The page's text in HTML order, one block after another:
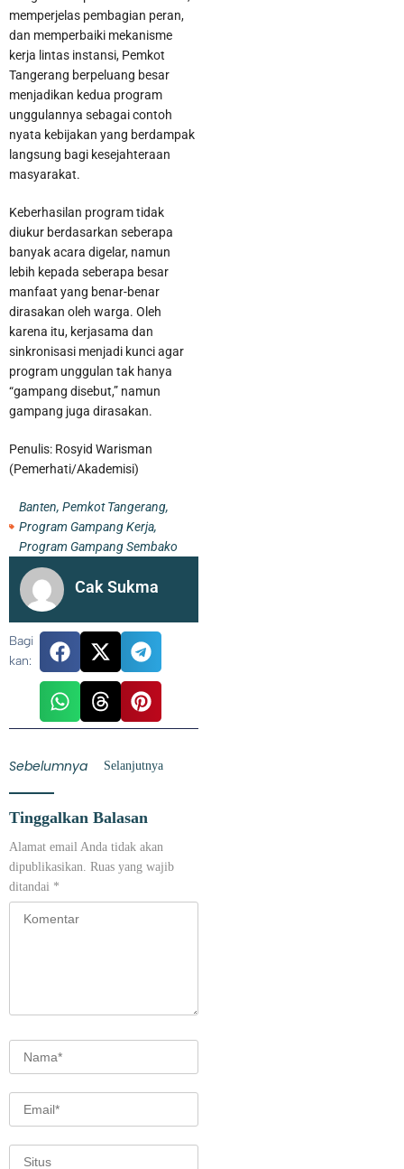
memperjelas pembagian peran,
dan memperbaiki mekanisme
kerja lintas instansi, Pemkot
Tangerang berpeluang besar
menjadikan kedua program
unggulannya sebagai contoh
nyata kebijakan yang berdampak
langsung bagi kesejahteraan
masyarakat.
Keberhasilan program tidak
diukur berdasarkan seberapa
banyak acara digelar, namun
lebih kepada seberapa besar
manfaat yang benar-benar
dirasakan oleh warga. Oleh
karena itu, kerjasama dan
sinkronisasi menjadi kunci agar
program unggulan tak hanya
“gampang disebut,” namun
gampang juga dirasakan.
Penulis: Rosyid Warisman
(Pemerhati/Akademisi)
Banten, Pemkot Tangerang,
Program Gampang Kerja,
Program Gampang Sembako
Cak Sukma
Bagi
kan:
Sebelumnya Selanjutnya
Tinggalkan Balasan
Alamat email Anda tidak akan
dipublikasikan. Ruas yang wajib
ditandai *